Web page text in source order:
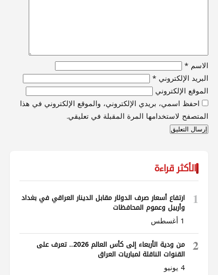
الاسم *
البريد الإلكتروني *
الموقع الإلكتروني
احفظ اسمي، بريدي الإلكتروني، والموقع الإلكتروني في هذا
المتصفح لاستخدامها المرة المقبلة في تعليقي.
الأكثر قراءة
1 ارتفاع أسعار صرف الدولار مقابل الدينار العراقي في بغداد
وأربيل وعموم المحافظات
1 أغسطس
2 من ودية الأربعاء إلى كأس العالم 2026.. تعرف على
القنوات الناقلة لمباريات العراق
4 يونيو